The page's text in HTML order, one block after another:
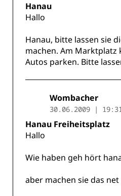
Hanau
Hallo
Hanau, bitte lassen sie
machen. Am Marktplatz
Autos parken. Bitte
Wombacher
30.06.2009 |
Hanau Freiheitsplatz
Hallo
Wie haben geh hört
aber machen sie das net